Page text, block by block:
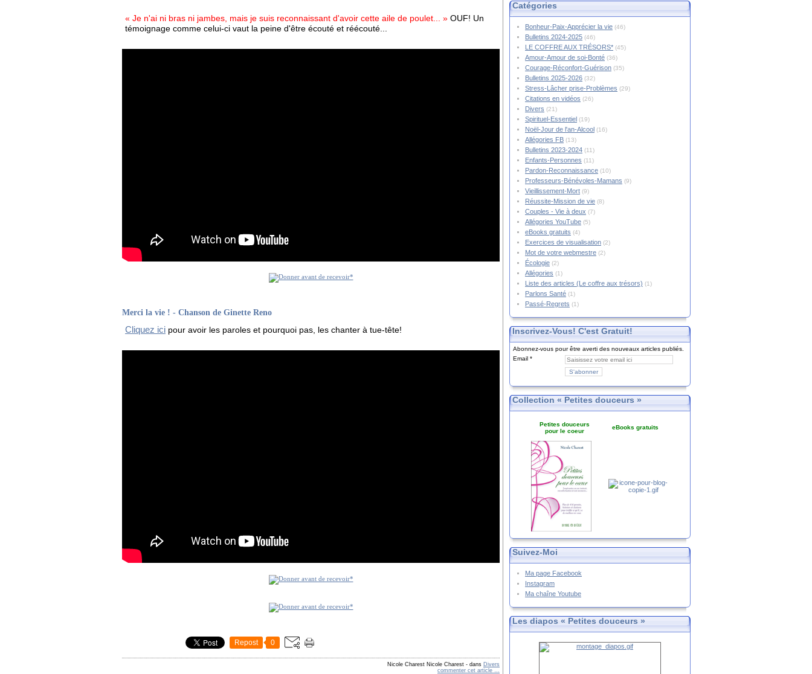
« Je n'ai ni bras ni jambes, mais je suis reconnaissant d'avoir cette aile de poulet... » OUF! Un
témoignage comme celui-ci vaut la peine d'être écouté et réécouté...
Merci la vie ! - Chanson de Ginette Reno
Cliquez ici pour avoir les paroles et pourquoi pas, les chanter à tue-tête!
Repost 0
Nicole Charest Nicole Charest - dans Divers
commenter cet article
Catégories
Bonheur-Paix-Apprécier la vie (46)
Bulletins 2024-2025 (46)
LE COFFRE AUX TRÉSORS* (45)
Amour-Amour de soi-Bonté (36)
Courage-Réconfort-Guérison (35)
Bulletins 2025-2026 (32)
Stress-Lâcher prise-Problèmes (29)
Citations en vidéos (26)
Divers (21)
Spirituel-Essentiel (19)
Noël-Jour de l'an-Alcool (16)
Allégories FB (13)
Bulletins 2023-2024 (11)
Enfants-Personnes (11)
Pardon-Reconnaissance (10)
Professeurs-Bénévoles-Mamans (9)
Vieillissement-Mort (9)
Réussite-Mission de vie (8)
Couples - Vie à deux (7)
Allégories YouTube (5)
eBooks gratuits (4)
Exercices de visualisation (2)
Mot de votre webmestre (2)
Écologie (2)
Allégories (1)
Liste des articles (Le coffre aux trésors) (1)
Parlons Santé (1)
Passé-Regrets (1)
Inscrivez-Vous! C'est Gratuit!
Abonnez-vous pour être averti des nouveaux articles publiés.
Email
Collection « Petites douceurs »
Petites douceurs
pour le coeur
eBooks gratuits
Suivez-Moi
Ma page Facebook
Instagram
Ma chaîne Youtube
Les diapos « Petites douceurs »